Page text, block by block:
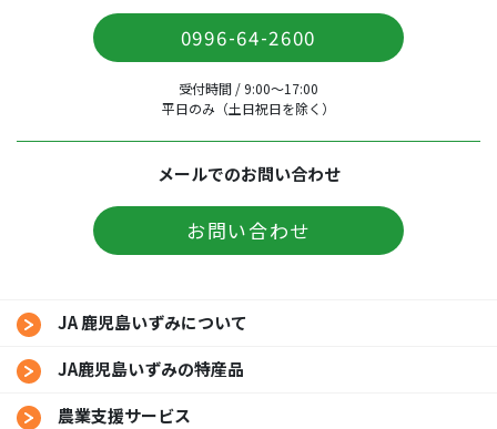
0996-64-2600
受付時間 / 9:00〜17:00
平日のみ（土日祝日を除く）
メールでのお問い合わせ
お問い合わせ
JA 鹿児島いずみについて
JA鹿児島いずみの特産品
農業支援サービス